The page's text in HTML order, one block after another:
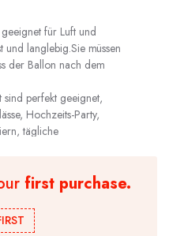
für Luft und
und langlebig.Sie müssen
der Ballon nach dem
perfekt geeignet,
Hochzeits-Party,
tägliche
first purchase.